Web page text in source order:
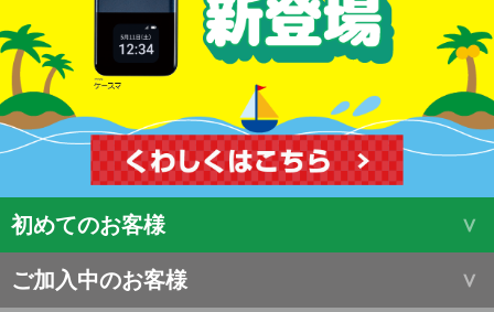
初めてのお客様
ご加入中のお客様